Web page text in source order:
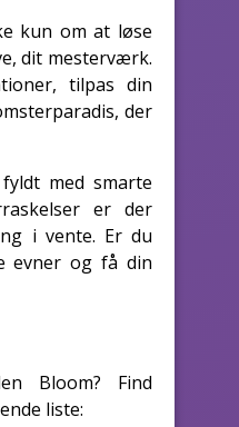
kun om at løse
dit mesterværk.
tilpas din
der
med smarte
er der
i vente. Er du
evner og få din
Bloom? Find
liste: